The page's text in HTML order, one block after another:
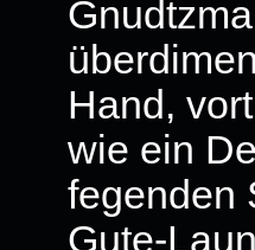
Hand,
wie ein
fegenden
Gute-